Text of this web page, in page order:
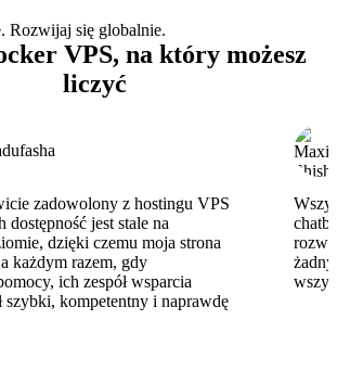
VPS, na który możesz
liczyć
zadowolony z hostingu VPS
jest stale na
dzięki czemu moja strona
każdym razem, gdy
ich zespół wsparcia
szybki, kompetentny i naprawdę